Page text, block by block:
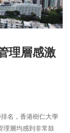
理層感激
名，香港樹仁大學
理層均感到非常鼓